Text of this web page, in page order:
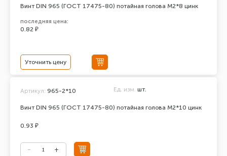
Винт DIN 965 (ГОСТ 17475-80) потайная голова М2*8 цинк
последняя цена:
0.82 ₽
Уточнить цену
Винт DIN 965 (ГОСТ 17475-80) потайная голова М2*10 цинк
Артикул: 965-2*10 Ед. изм. шт.
0.93 ₽